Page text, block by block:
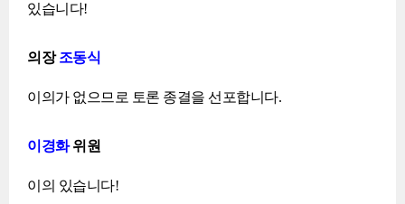
있습니다!
의장조동식
이의가 없으므로 토론 종결을 선포합니다.
이경화위원
이의 있습니다!